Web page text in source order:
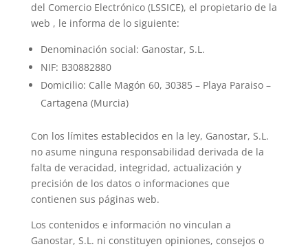
del Comercio Electrónico (LSSICE), el propietario de la
web , le informa de lo siguiente:
Denominación social: Ganostar, S.L.
NIF: B30882880
Domicilio: Calle Magón 60, 30385 – Playa Paraiso –
Cartagena (Murcia)
Con los límites establecidos en la ley, Ganostar, S.L.
no asume ninguna responsabilidad derivada de la
falta de veracidad, integridad, actualización y
precisión de los datos o informaciones que
contienen sus páginas web.
Los contenidos e información no vinculan a
Ganostar, S.L. ni constituyen opiniones, consejos o